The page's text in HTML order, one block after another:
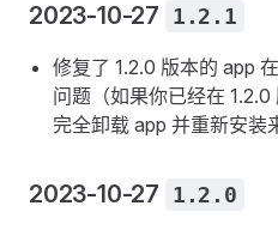
2023-10-27 1.2.1
修复了 1.2.0 版本的 app
问题（如果你已经在
完全卸载 app 并重新安装
2023-10-27 1.2.0